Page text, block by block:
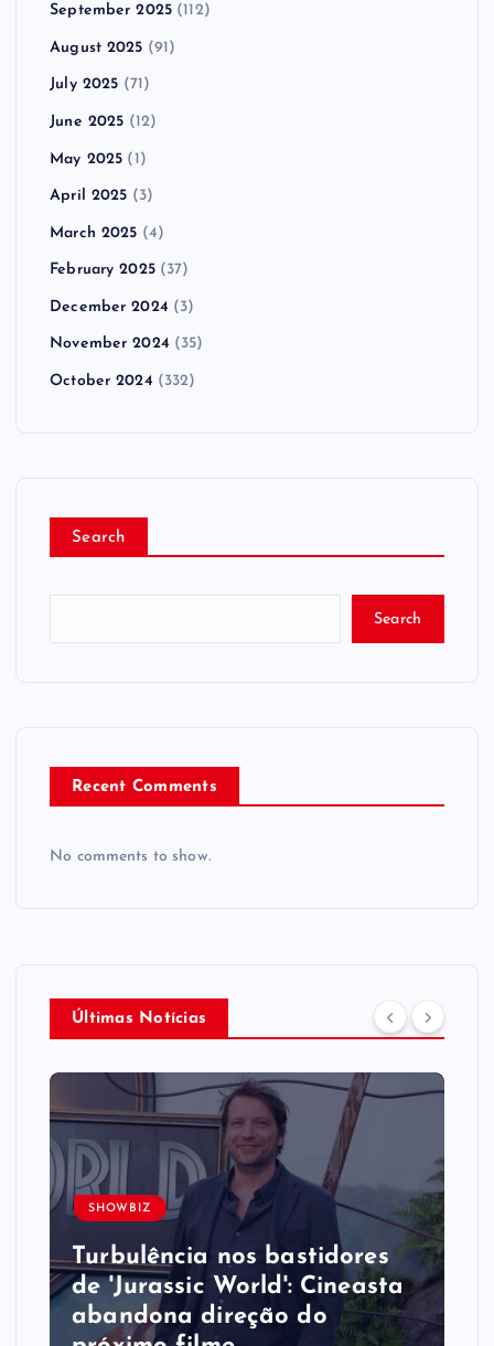
September 2025 (112)
August 2025 (91)
July 2025 (71)
June 2025 (12)
May 2025 (1)
April 2025 (3)
March 2025 (4)
February 2025(37)
December 2024 (3)
November 2024 (35)
October 2024 (332)
Search
Search
Recent Comments
No comments to show.
Últimas Notícias
SHOWBIZ
Turbulência nos bastidores
de 'Jurassic World': Cineasta
abandona direção do